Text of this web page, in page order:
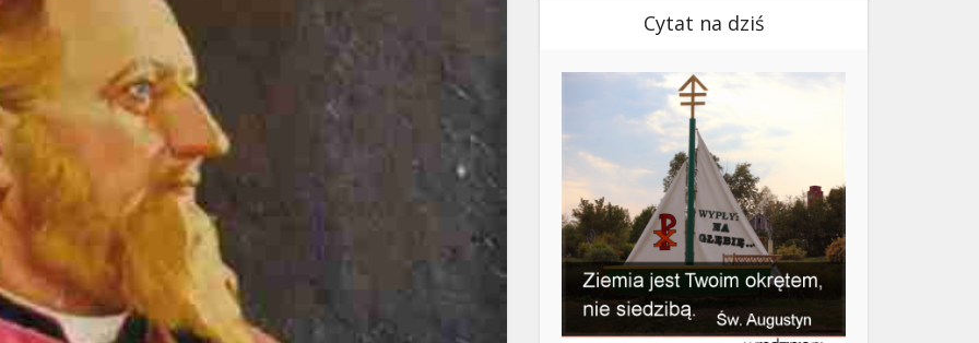
Cytat na dziś